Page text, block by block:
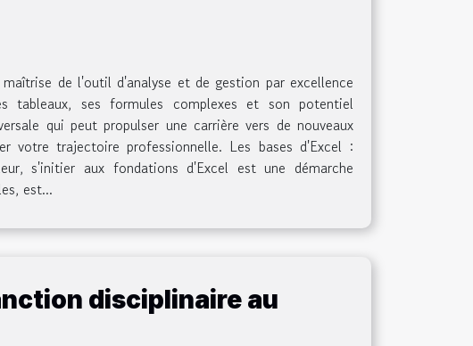
de l'outil d'analyse et de gestion par excellence
tableaux, ses formules complexes et son potentiel
qui peut propulser une carrière vers de nouveaux
votre trajectoire professionnelle. Les bases d'Excel :
s'initier aux fondations d'Excel est une démarche
est...
disciplinaire au